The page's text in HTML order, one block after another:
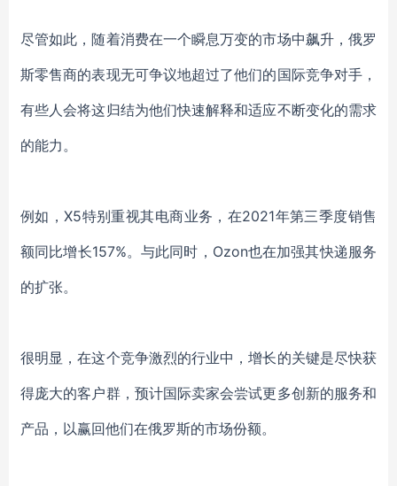
尽管如此，随着消费在一个瞬息万变的市场中飙升，俄罗
斯零售商的表现无可争议地超过了他们的国际竞争对手，
有些人会将这归结为他们快速解释和适应不断变化的需求
的能力。
例如，X5特别重视其电商业务，在2021年第三季度销售
额同比增长157%。与此同时，Ozon也在加强其快递服务
的扩张。
很明显，在这个竞争激烈的行业中 ，增长的关键是尽快获
得庞大的客户群， 预计国际卖家会尝试更多创新的服务和
产品，以赢回他们在俄罗斯的市场份额。